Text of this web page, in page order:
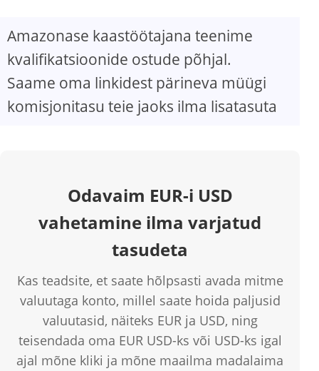
Amazonase kaastöötajana teenime
kvalifikatsioonide ostude põhjal.
Saame oma linkidest pärineva müügi
komisjonitasu teie jaoks ilma lisatasuta
Odavaim EUR-i USD
vahetamine ilma varjatud
tasudeta
Kas teadsite, et saate hõlpsasti avada mitme
valuutaga konto, millel saate hoida paljusid
valuutasid, näiteks EUR ja USD, ning
teisendada oma EUR USD-ks või USD-ks igal
ajal mõne kliki ja mõne maailma madalaima